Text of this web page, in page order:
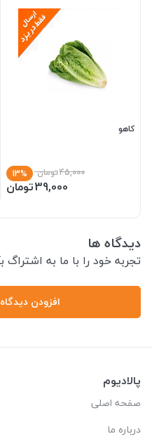
کاهو
45,000تومان 13%
39,000تومان
دیدگاه ها
تجربه خود را با ما به اشتراگ
افزودن دیدگاه
پالادیوم
صفحه اصلی
درباره ما